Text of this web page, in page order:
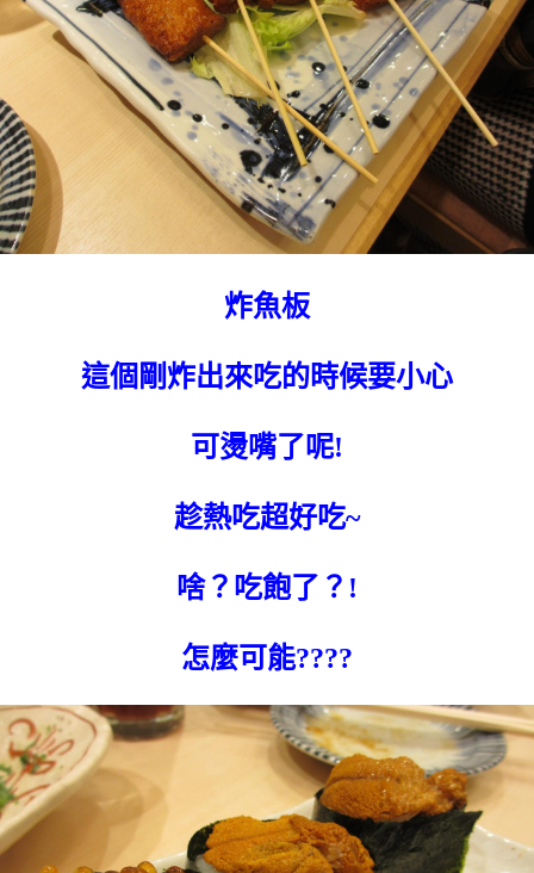
炸魚板
這個剛炸出來吃的時候要小心
可燙嘴了呢!
趁熱吃超好吃~
啥？吃飽了？!
怎麼可能????